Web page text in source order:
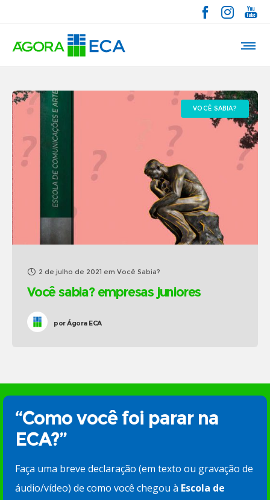
VOCÊ SABIA?
2 de julho de 2021 em Você Sabia?
Você sabia? empresas juniores
porÁgora ECA
“Como você foi parar na
ECA?”
Faça uma breve declaração (em texto ou gravação de
áudio/vídeo) de como você chegou à Escola de